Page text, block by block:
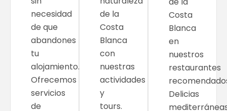
necesidad
de que
abandones
tu
alojamiento.
Ofrecemos
servicios
de
de la
Costa
Blanca
con
nuestras
actividades
y
tours.
Costa
Blanca
en
nuestros
restaurantes
Delicias